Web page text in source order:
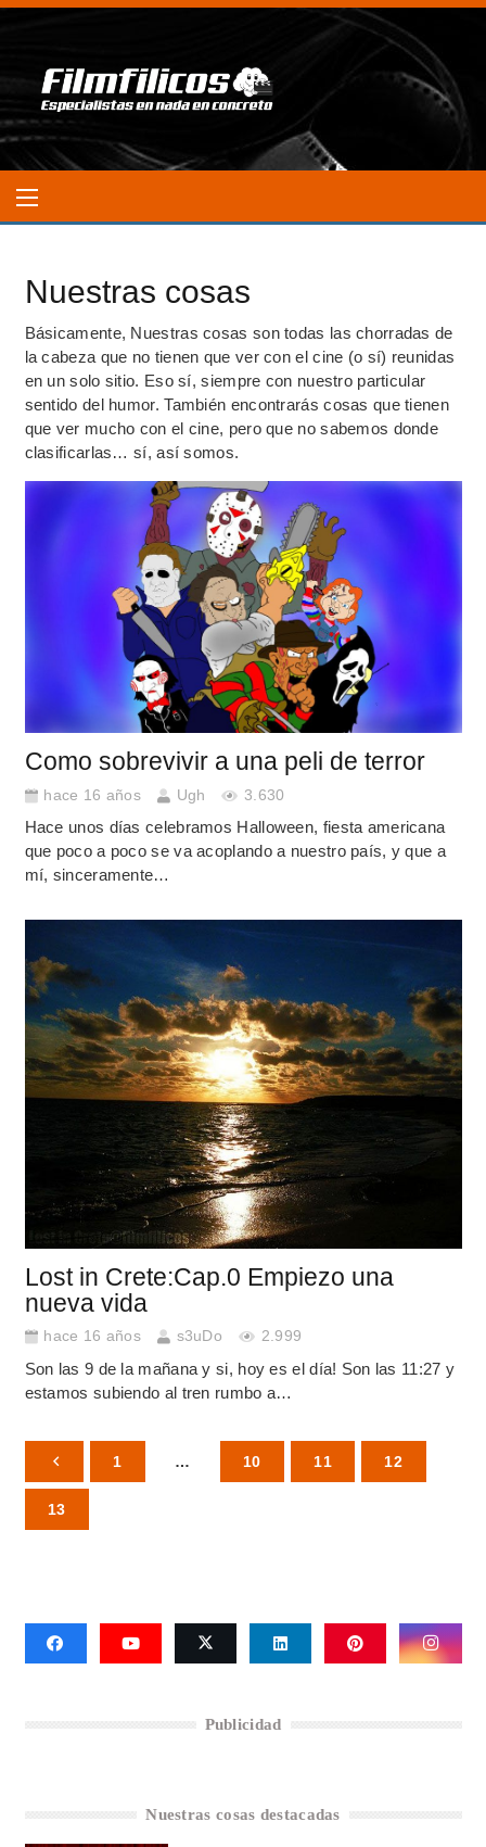
Nuestras cosas
Básicamente, Nuestras cosas son todas las chorradas de
la cabeza que no tienen que ver con el cine (o sí) reunidas
en un solo sitio. Eso sí, siempre con nuestro particular
sentido del humor. También encontrarás cosas que tienen
que ver mucho con el cine, pero que no sabemos donde
clasificarlas… sí, así somos.
Como sobrevivir a una peli de terror
hace 16 años Ugh 3.630
Hace unos días celebramos Halloween, fiesta americana
que poco a poco se va acoplando a nuestro país, y que a
mí, sinceramente…
Lost in Crete:Cap.0 Empiezo una
nueva vida
hace 16 años s3uDo 2.999
Son las 9 de la mañana y si, hoy es el día! Son las 11:27 y
estamos subiendo al tren rumbo a…
1 … 10 11 12
13
Publicidad
Nuestras cosas destacadas